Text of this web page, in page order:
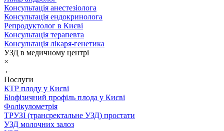
Консультація анестезіолога
Консультація ендокринолога
Репродуктолог в Києві
Консультація терапевта
Консультація лікаря-генетика
УЗД в медичному центрі
×
←
Послуги
КТР плоду у Києві
Біофізичний профіль плода у Києві
Фолікулометрія
ТРУЗІ (трансректальне УЗД) простати
УЗД молочних залоз